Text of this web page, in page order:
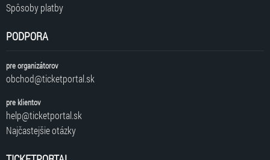
Spôsoby platby
PODPORA
pre organizátorov
obchod@ticketportal.sk
pre klientov
help@ticketportal.sk
Najčastejšie otázky